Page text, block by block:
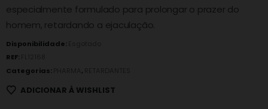
especialmente formulado para prolongar o prazer do
homem, retardando a ejaculação.
Disponibilidade:
REF:
Categorias:
,
ADICIONAR À WISHLIST